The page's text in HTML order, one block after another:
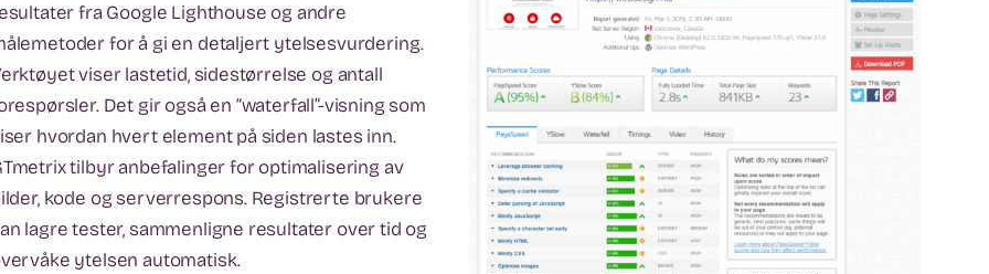
fra Google Lighthouse og andre
for å gi en detaljert ytelsesvurdering.
viser lastetid, sidestørrelse og antall
Det gir også en “waterfall”-visning som
hvordan hvert element på siden lastes inn.
tilbyr anbefalinger for optimalisering av
kode og serverrespons. Registrerte brukere
lagre tester, sammenligne resultater over tid og
ytelsen automatisk.